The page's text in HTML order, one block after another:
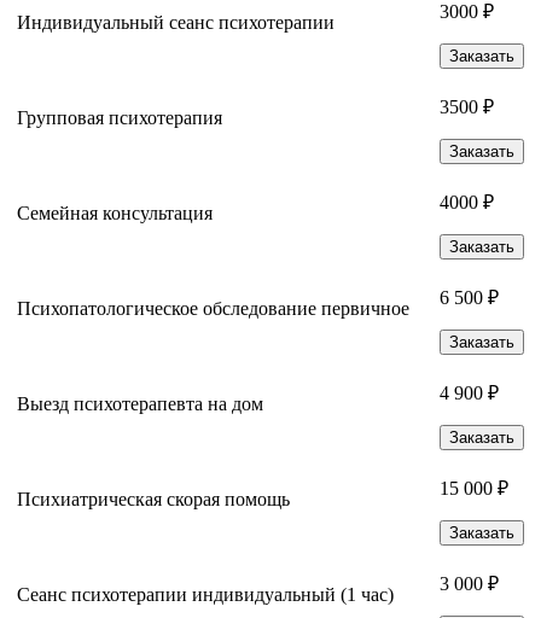
Индивидуальный сеанс психотерапии
3000 ₽
Заказать
Групповая психотерапия
3500 ₽
Заказать
Семейная консультация
4000 ₽
Заказать
Психопатологическое обследование первичное
6 500 ₽
Заказать
Выезд психотерапевта на дом
4 900 ₽
Заказать
Психиатрическая скорая помощь
15 000 ₽
Заказать
Сеанс психотерапии индивидуальный (1 час)
3 000 ₽